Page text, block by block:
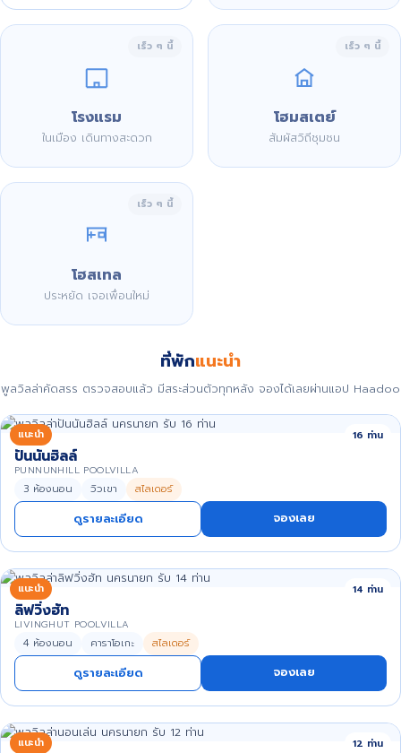
เร็ว ๆ นี้
โรงแรม
ในเมือง เดินทางสะดวก
เร็ว ๆ นี้
โฮมสเตย์
สัมผัสวิถีชุมชน
เร็ว ๆ นี้
โฮสเทล
ประหยัด เจอเพื่อนใหม่
ที่พักแนะนำ
พูลวิลล่าคัดสรร ตรวจสอบแล้ว มีสระส่วนตัวทุกหลัง จองได้เลยผ่านแอป Haadoo
แนะนำ 16 ท่าน
ปันนันฮิลล์
PUNNUNHILL POOLVILLA
3 ห้องนอน วิวเขา สไลเดอร์
ดูรายละเอียด จองเลย
แนะนำ 14 ท่าน
ลิฟวิ่งฮัท
LIVINGHUT POOLVILLA
4 ห้องนอน คาราโอเกะ สไลเดอร์
ดูรายละเอียด จองเลย
แนะนำ 12 ท่าน